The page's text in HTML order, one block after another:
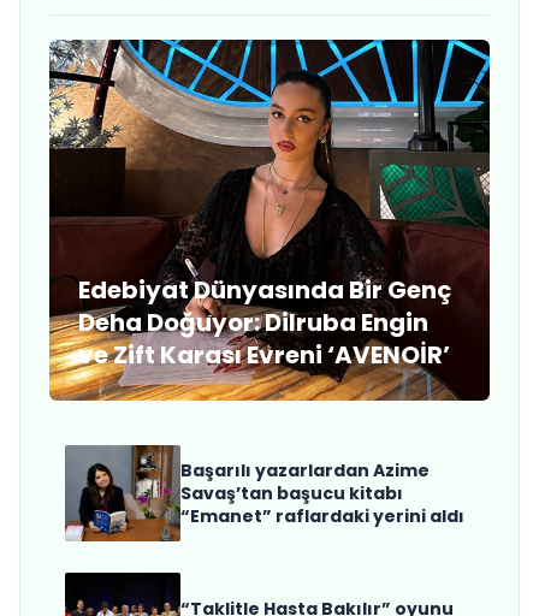
Edebiyat Dünyasında Bir Genç
Deha Doğuyor: Dilruba Engin
ve Zift Karası Evreni ‘AVENOİR’
Başarılı yazarlardan Azime
Savaş’tan başucu kitabı
“Emanet” raflardaki yerini aldı
“Taklitle Hasta Bakılır” oyunu